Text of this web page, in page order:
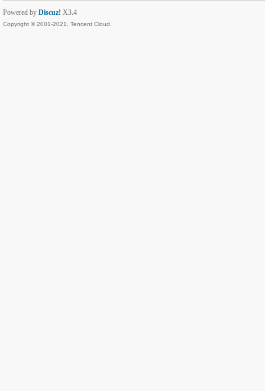
Powered by Discuz! X3.4
Copyright © 2001-2021, Tencent Cloud.